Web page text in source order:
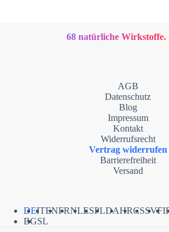
68 natürliche Wirkstoffe.
AGB
Datenschutz
Blog
Impressum
Kontakt
Widerrufsrecht
Vertrag widerrufen
Barrierefreiheit
Versand
DEITENFRNLESPLDAHRCSSVFI
BGSL